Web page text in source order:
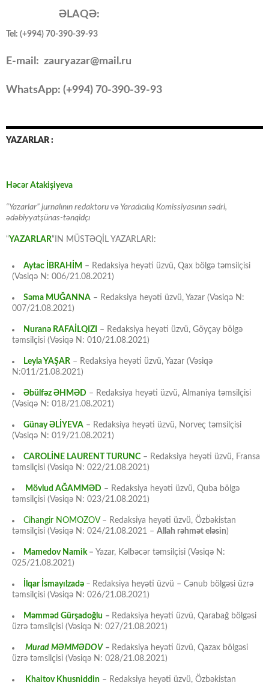
ƏLAQƏ:
Tel: (+994) 70-390-39-93
E-mail: zauryazar@mail.ru
WhatsApp: (+994) 70-390-39-93
YAZARLAR :
Həcər Atakişiyeva
“Yazarlar” jurnalının redaktoru və Yaradıcılıq Komissiyasının sədri,
ədəbiyyatşünas-tənqidçı
“YAZARLAR“IN MÜSTƏQİL YAZARLARI:
Aytac İBRAHİM – Redaksiya heyəti üzvü, Qax bölgə təmsilçisi
(Vəsiqə N: 006/21.08.2021)
Səma MUĞANNA – Redaksiya heyəti üzvü, Yazar (Vəsiqə N:
007/21.08.2021)
Nuranə RAFAİLQIZI
– Redaksiya heyəti üzvü, Göyçay bölgə
təmsilçisi (Vəsiqə N: 010/21.08.2021)
Leyla YAŞAR – Redaksiya heyəti üzvü, Yazar (Vəsiqə
N:011/21.08.2021)
Əbülfəz ƏHMƏD – Redaksiya heyəti üzvü, Almaniya təmsilçisi
(Vəsiqə N: 018/21.08.2021)
Günay ƏLİYEVA – Redaksiya heyəti üzvü, Norveç təmsilçisi
(Vəsiqə N: 019/21.08.2021)
CAROLİNE LAURENT TURUNC – Redaksiya heyəti üzvü, Fransa
təmsilçisi (Vəsiqə N: 022/21.08.2021)
Mövlud AĞAMMƏD – Redaksiya heyəti üzvü, Quba bölgə
təmsilçisi (Vəsiqə N: 023/21.08.2021)
Cihangir NOMOZOV– Redaksiya heyəti üzvü, Özbəkistan
təmsilçisi (Vəsiqə N: 024/21.08.2021 – Allah rəhmət eləsin)
Mamedov Namik– Yazar, Kəlbəcər təmsilçisi (Vəsiqə N:
025/21.08.2021)
İlqar İsmayılzadə – Redaksiya heyəti üzvü – Cənub bölgəsi üzrə
təmsilçisi (Vəsiqə N: 026/21.08.2021)
Məmməd Gürşadoğlu – Redaksiya heyəti üzvü, Qarabağ bölgəsi
üzrə təmsilçisi (Vəsiqə N: 027/21.08.2021)
Murad MƏMMƏDOV – Redaksiya heyəti üzvü, Qazax bölgəsi
üzrə təmsilçisi (Vəsiqə N: 028/21.08.2021)
Khaitov Khusniddin – Redaksiya heyəti üzvü, Özbəkistan